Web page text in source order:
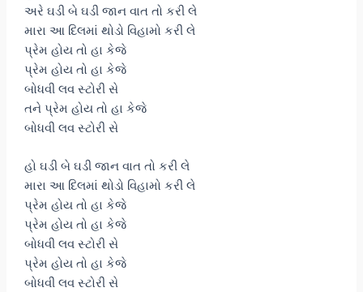
અરે ઘડી બે ઘડી જાન વાત તો કરી લે
મારા આ દિલમાં થોડો વિહામો કરી લે
પ્રેમ હોય તો હા કેજે
પ્રેમ હોય તો હા કેજે
બોધવી લવ સ્ટોરી સે
તને પ્રેમ હોય તો હા કેજે
બોધવી લવ સ્ટોરી સે
હો ઘડી બે ઘડી જાન વાત તો કરી લે
મારા આ દિલમાં થોડો વિહામો કરી લે
પ્રેમ હોય તો હા કેજે
પ્રેમ હોય તો હા કેજે
બોધવી લવ સ્ટોરી સે
પ્રેમ હોય તો હા કેજે
બોધવી લવ સ્ટોરી સે